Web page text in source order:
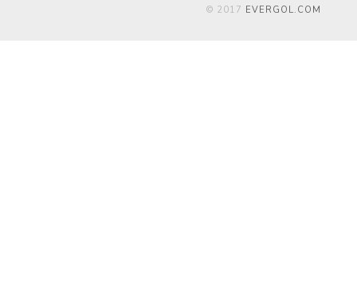
© 2017 EVERGOL.COM